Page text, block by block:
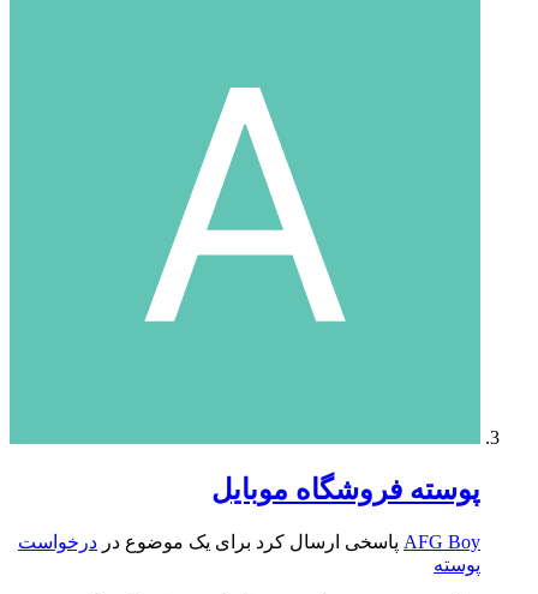
پوسته فروشگاه موبایل
AFG Boy پاسخی ارسال کرد برای یک موضوع در درخواست
پوسته